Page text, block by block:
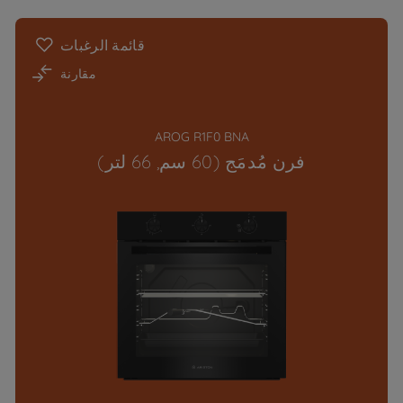
قائمة الرغبات
مقارنة
AROG R1F0 BNA
فرن مُدمَج (60 سم, 66 لتر)